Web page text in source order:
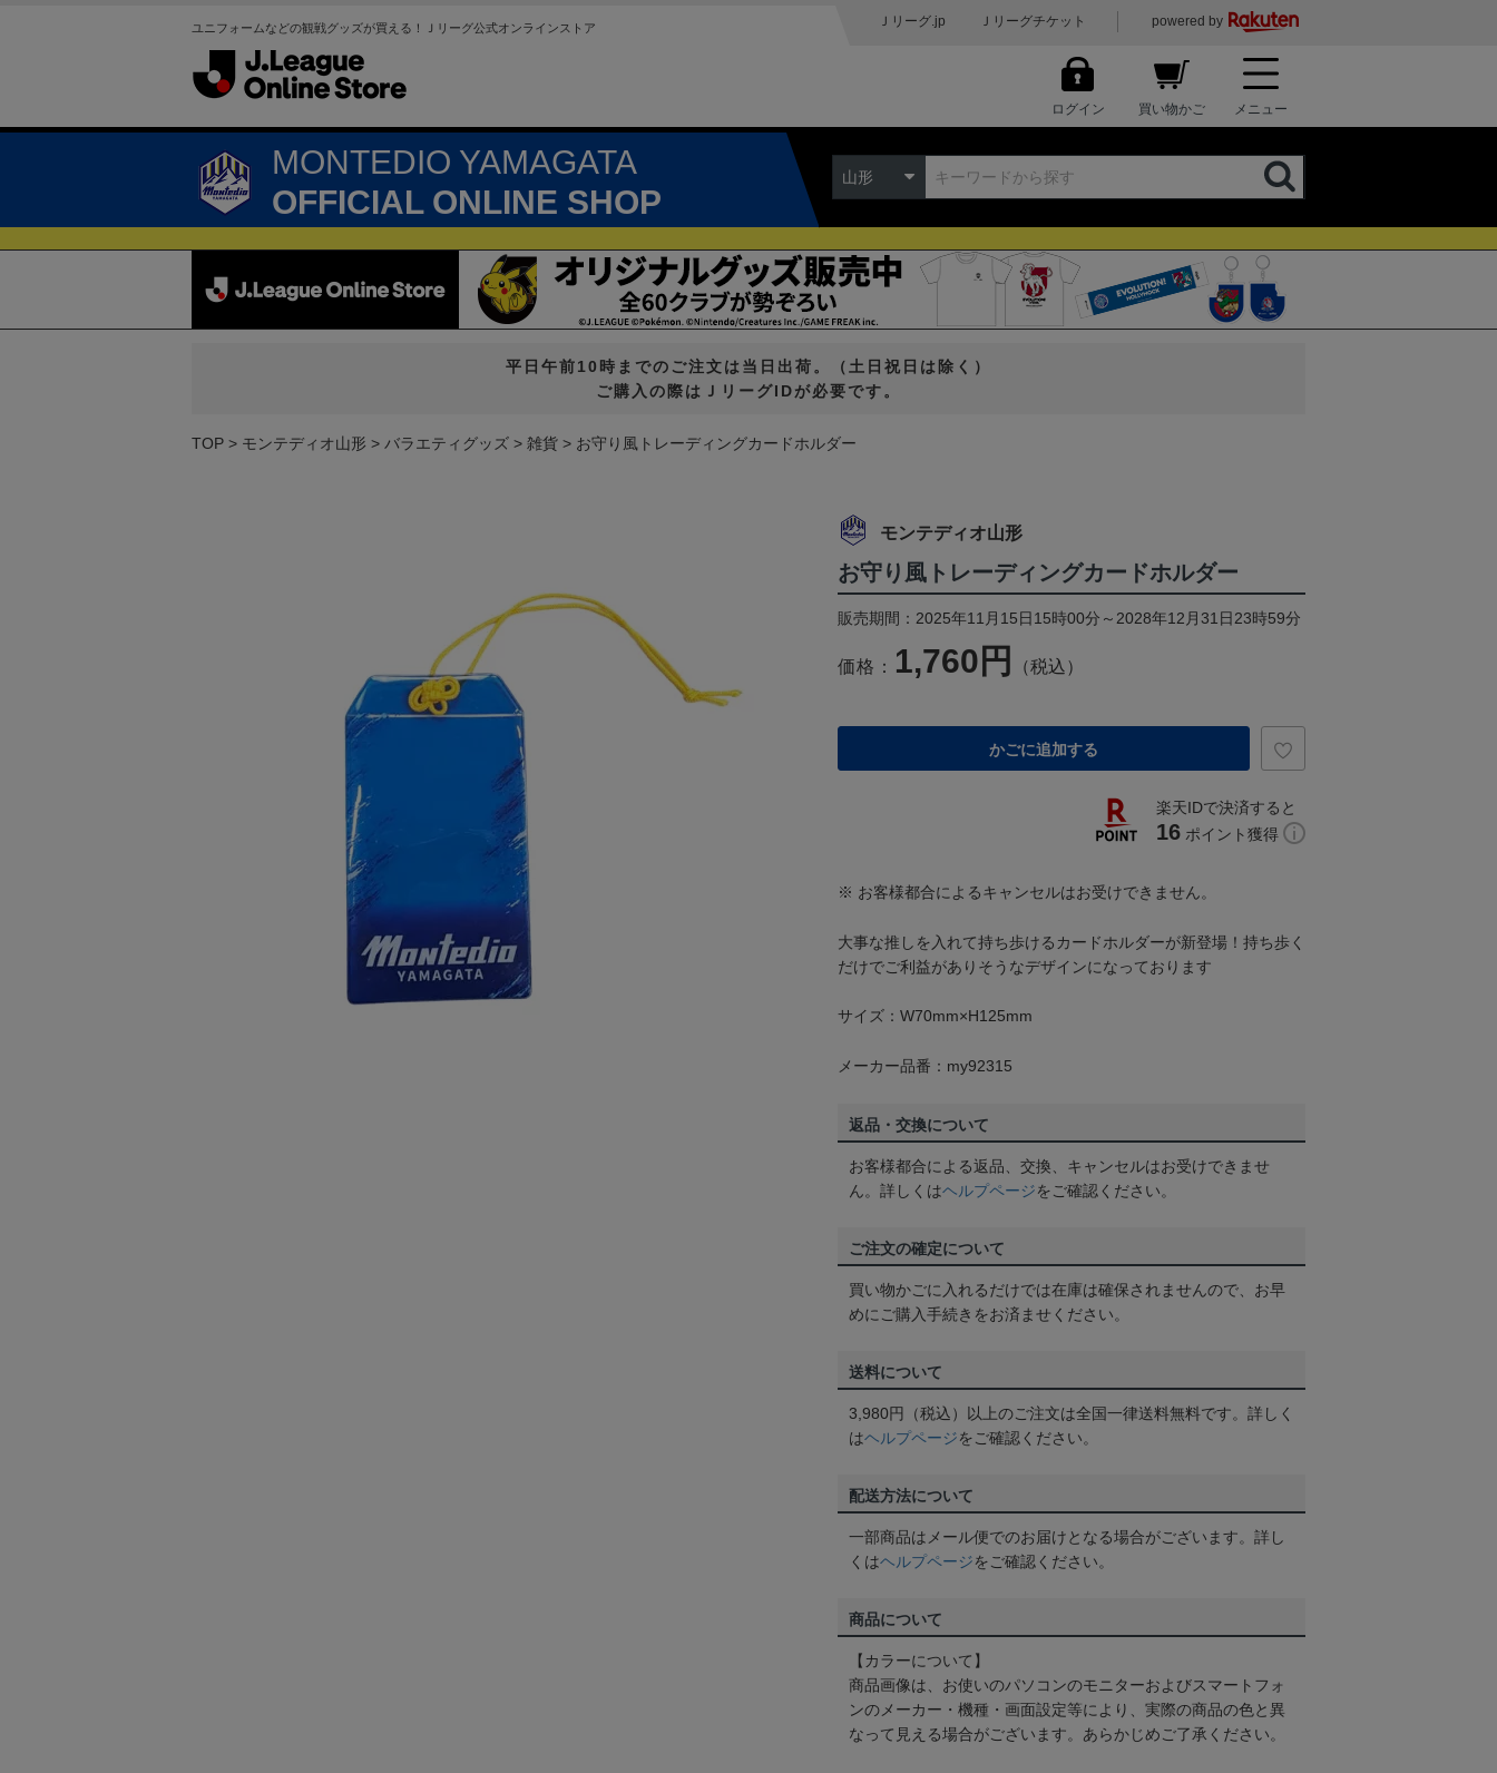
ユニフォームなどの観戦グッズが買える！Ｊリーグ公式オンラインストア Ｊリーグ.jp Ｊリーグチケット powered by
ログイン 買い物かご メニュー
MONTEDIO YAMAGATA
OFFICIAL ONLINE SHOP
山形
平日午前10時までのご注文は当日出荷。（土日祝日は除く）
ご購入の際はＪリーグIDが必要です。
TOP モンテディオ山形 バラエティグッズ 雑貨 お守り風トレーディングカードホルダー
モンテディオ山形
お守り風トレーディングカードホルダー
販売期間：2025年11月15日15時00分～2028年12月31日23時59分
価格： 1,760円 （税込）
かごに追加する
楽天IDで決済すると
16 ポイント獲得
※ お客様都合によるキャンセルはお受けできません。
大事な推しを入れて持ち歩けるカードホルダーが新登場！持ち歩く
だけでご利益がありそうなデザインになっております
サイズ：W70mm×H125mm
メーカー品番：my92315
返品・交換について
お客様都合による返品、交換、キャンセルはお受けできませ
ん。詳しくはヘルプページをご確認ください。
ご注文の確定について
買い物かごに入れるだけでは在庫は確保されませんので、お早
めにご購入手続きをお済ませください。
送料について
3,980円（税込）以上のご注文は全国一律送料無料です。詳しく
はヘルプページをご確認ください。
配送方法について
一部商品はメール便でのお届けとなる場合がございます。詳し
くはヘルプページをご確認ください。
商品について
【カラーについて】
商品画像は、お使いのパソコンのモニターおよびスマートフォ
ンのメーカー・機種・画面設定等により、実際の商品の色と異
なって見える場合がございます。あらかじめご了承ください。